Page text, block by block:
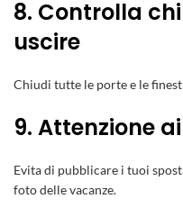
8. Controlla
uscire
Chiudi tutte le porte e le
9. Attenzione
Evita di pubblicare i tuoi
foto delle vacanze.